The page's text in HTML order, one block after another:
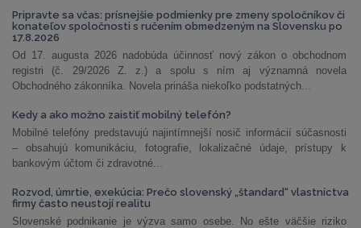
Pripravte sa včas: prísnejšie podmienky pre zmeny spoločníkov či
konateľov spoločnosti s ručením obmedzeným na Slovensku po
17.8.2026
Od 17. augusta 2026 nadobúda účinnosť nový zákon o obchodnom
registri (č. 29/2026 Z. z.) a spolu s ním aj významná novela
Obchodného zákonníka. Novela prináša niekoľko podstatných...
Kedy a ako možno zaistiť mobilný telefón?
Mobilné telefóny predstavujú najintímnejší nosič informácií súčasnosti
– obsahujú komunikáciu, fotografie, lokalizačné údaje, prístupy k
bankovým účtom či zdravotné...
Rozvod, úmrtie, exekúcia: Prečo slovenský „štandard“ vlastníctva
firmy často neustojí realitu
Slovenské podnikanie je výzva samo osebe. No ešte väčšie riziko